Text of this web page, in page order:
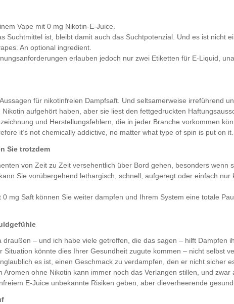
Vape mit 0 mg Nikotin-E-Juice.
Suchtmittel ist, bleibt damit auch das Suchtpotenzial. Und es ist nicht
An optional ingredient.
erlauben jedoch nur zwei Etiketten für E-Liquid,
für nikotinfreien Dampfsaft. Und seltsamerweise irreführend
aufgehört haben, aber sie liest den fettgedruckten
und Herstellungsfehlern, die in jeder Branche vorkommen
it’s not chemically addictive, no matter what type of spin is put on it.
Sie trotzdem
von Zeit zu Zeit versehentlich über Bord gehen, besonders
Sie vorübergehend lethargisch, schnell, aufgeregt oder einfach
mg Saft können Sie weiter dampfen und Ihrem System eine totale
– und ich habe viele getroffen, die das sagen – hilft Dampfen
könnte dies Ihrer Gesundheit zugute kommen – nicht selbst
es ist, einen Geschmack zu verdampfen, den er nicht sicher
ohne Nikotin kann immer noch das Verlangen stillen, und
E-Juice unbekannte Risiken geben, aber dieverheerende